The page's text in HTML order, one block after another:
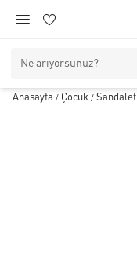
Anasayfa / Çocuk / Sandalet